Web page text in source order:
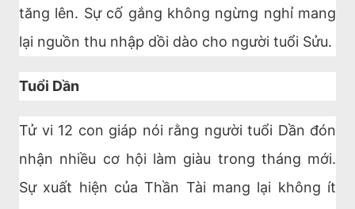
tăng lên. Sự cố gắng không ngừng nghỉ mang
lại nguồn thu nhập dồi dào cho người tuổi Sửu.
Tuổi Dần
Tử vi 12 con giáp nói rằng người tuổi Dần đón
nhận nhiều cơ hội làm giàu trong tháng mới.
Sự xuất hiện của Thần Tài mang lại không ít